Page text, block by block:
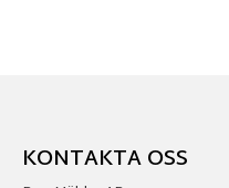
KONTAKTA OSS